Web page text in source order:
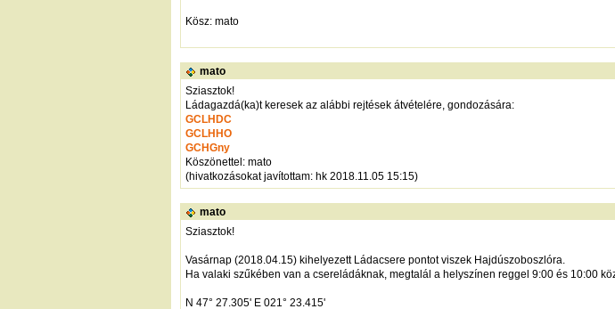
Kösz: mato
mato
Sziasztok!
Ládagazdá(ka)t keresek az alábbi rejtések átvételére, gondozására:
GCLHDC
GCLHHO
GCHGny
Köszönettel: mato
(hivatkozásokat javítottam: hk 2018.11.05 15:15)
mato
Sziasztok!
Vasárnap (2018.04.15) kihelyezett Ládacsere pontot viszek Hajdúszoboszlóra.
Ha valaki szűkében van a csereládáknak, megtalál a helyszínen reggel 9:00 és 10:00
N 47° 27.305' E 021° 23.415'